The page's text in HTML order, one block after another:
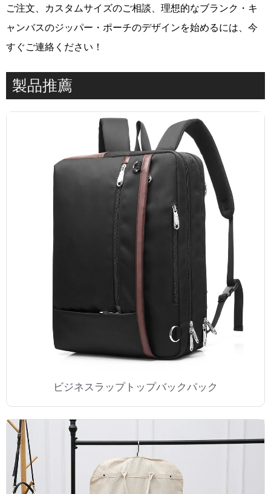
ご注文、カスタムサイズのご相談、理想的なブランク・キ
ャンバスのジッパー・ポーチのデザインを始めるには、今
すぐご連絡ください！
製品推薦
ビジネスラップトップバックパック